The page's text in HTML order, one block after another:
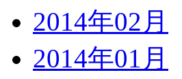
2014年02月
2014年01月